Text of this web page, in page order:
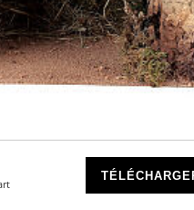
cm toit avec poutres